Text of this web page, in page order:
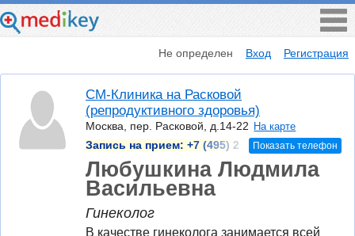
Не определен Вход Регистрация
СМ-Клиника на Расковой
(репродуктивного здоровья)
Москва, пер. Расковой, д.14-22 На карте
Запись на прием: +7 (495) 2 Показать телефон
Любушкина Людмила
Васильевна
Гинеколог
В качестве гинеколога занимается всей